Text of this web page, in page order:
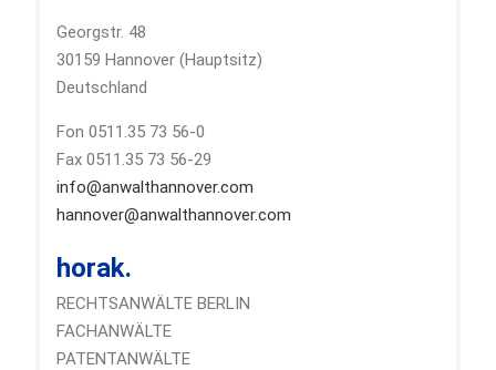
Georgstr. 48
30159 Hannover (Hauptsitz)
Deutschland
Fon 0511.35 73 56-0
Fax 0511.35 73 56-29
info@anwalthannover.com
hannover@anwalthannover.com
horak.
RECHTSANWÄLTE BERLIN
FACHANWÄLTE
PATENTANWÄLTE